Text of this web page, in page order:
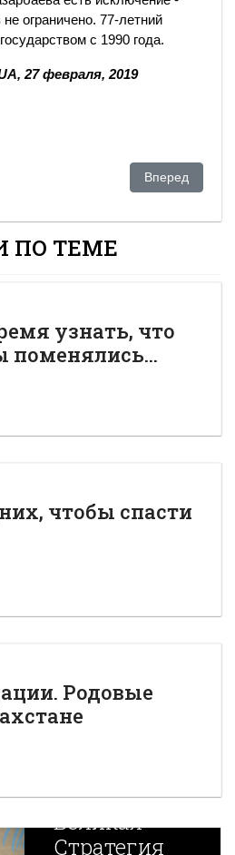
не ограничено. 77-летний
с 1990 года.
27 февраля, 2019
меня, того имею я" Следующий:
Вперед
ПО ТЕМЕ
узнать, что
поменялись...
чтобы спасти
Родовые
Новая
Великая
Стратегия